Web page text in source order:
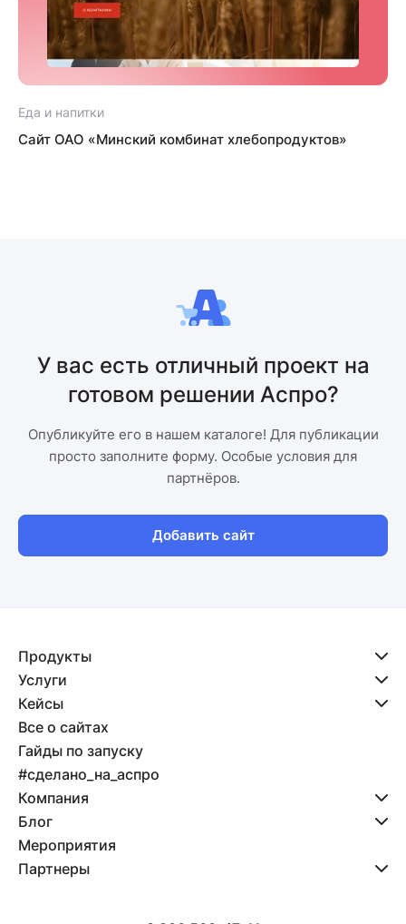
Еда и напитки
Сайт ОАО «Минский комбинат хлебопродуктов»
У вас есть отличный проект на
готовом решении Аспро?
Опубликуйте его в нашем каталоге! Для публикации
просто заполните форму. Особые условия для
партнёров.
Добавить сайт
Продукты
Услуги
Кейсы
Все о сайтах
Гайды по запуску
#сделано_на_аспро
Компания
Блог
Мероприятия
Партнеры